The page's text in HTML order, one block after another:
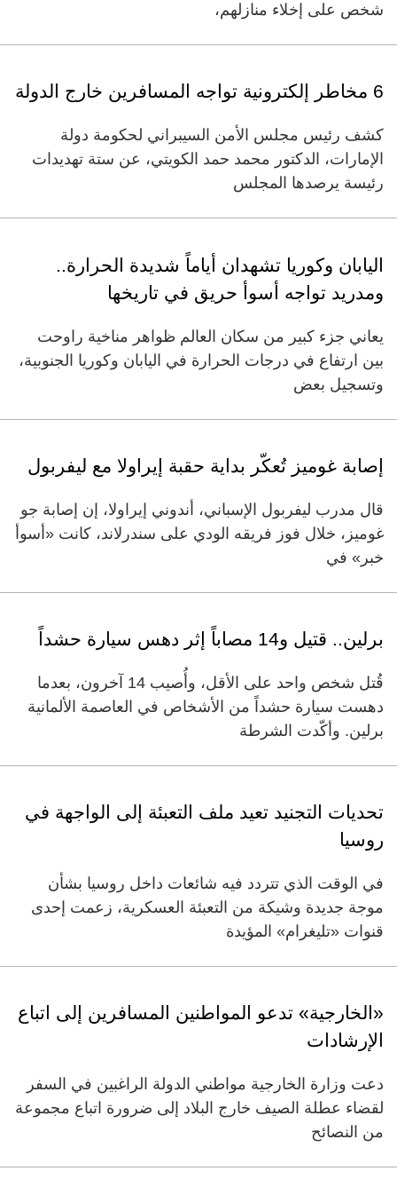
شخص على إخلاء منازلهم،
6 مخاطر إلكترونية تواجه المسافرين خارج الدولة
كشف رئيس مجلس الأمن السيبراني لحكومة دولة
الإمارات، الدكتور محمد حمد الكويتي، عن ستة تهديدات
رئيسة يرصدها المجلس
اليابان وكوريا تشهدان أياماً شديدة الحرارة..
ومدريد تواجه أسوأ حريق في تاريخها
يعاني جزء كبير من سكان العالم ظواهر مناخية راوحت
بين ارتفاع في درجات الحرارة في اليابان وكوريا الجنوبية،
وتسجيل بعض
إصابة غوميز تُعكّر بداية حقبة إيراولا مع ليفربول
قال مدرب ليفربول الإسباني، أندوني إيراولا، إن إصابة جو
غوميز، خلال فوز فريقه الودي على سندرلاند، كانت «أسوأ
خبر» في
برلين.. قتيل و14 مصاباً إثر دهس سيارة حشداً
قُتل شخص واحد على الأقل، وأُصيب 14 آخرون، بعدما
دهست سيارة حشداً من الأشخاص في العاصمة الألمانية
برلين. وأكّدت الشرطة
تحديات التجنيد تعيد ملف التعبئة إلى الواجهة في
روسيا
في الوقت الذي تتردد فيه شائعات داخل روسيا بشأن
موجة جديدة وشيكة من التعبئة العسكرية، زعمت إحدى
قنوات «تليغرام» المؤيدة
«الخارجية» تدعو المواطنين المسافرين إلى اتباع
الإرشادات
دعت وزارة الخارجية مواطني الدولة الراغبين في السفر
لقضاء عطلة الصيف خارج البلاد إلى ضرورة اتباع مجموعة
من النصائح